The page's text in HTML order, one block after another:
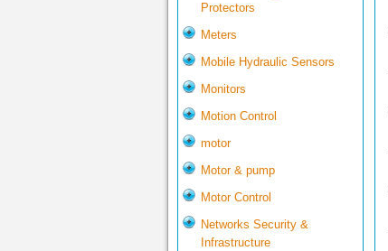
Protectors
Meters
Mobile Hydraulic Sensors
Monitors
Motion Control
motor
Motor & pump
Motor Control
Networks Security &
Infrastructure